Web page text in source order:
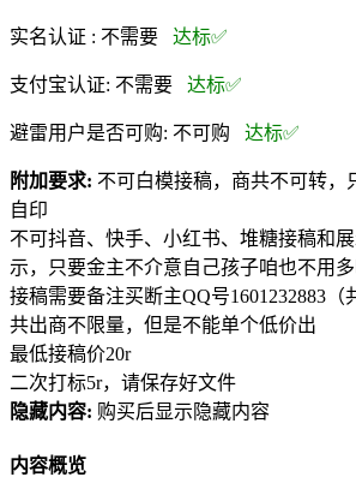
实名认证 : 不需要 达标✅
支付宝认证: 不需要 达标✅
避雷用户是否可购: 不可购 达标✅
附加要求: 不可白模接稿，商共不可转，
自印
不可抖音、快手、小红书、堆糖接稿和
示，只要金主不介意自己孩子咱也不用
接稿需要备注买断主QQ号1601232883（
共出商不限量，但是不能单个低价出
最低接稿价20r
二次打标5r，请保存好文件
隐藏内容: 购买后显示隐藏内容
内容概览